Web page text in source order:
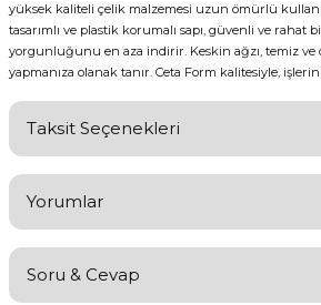
yüksek kaliteli çelik malzemesi uzun ömürlü
tasarımlı ve plastik korumalı sapı, güvenli ve rahat
yorgunluğunu en aza indirir. Keskin ağzı, temiz
yapmanıza olanak tanır. Ceta Form kalitesiyle,
Taksit Seçenekleri
Yorumlar
Soru & Cevap